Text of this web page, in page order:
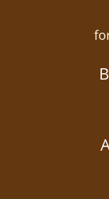
A
már 16.
Hogyan